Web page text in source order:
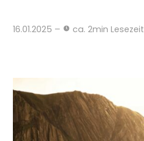
16.01.2025 – ca. 2min Lesezeit